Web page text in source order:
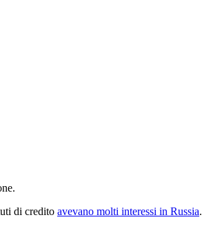
di credito avevano molti interessi in Russia.